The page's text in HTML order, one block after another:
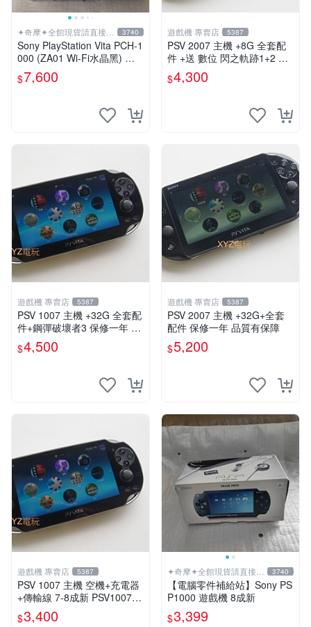
✦奇摩✦全館現貨請直接下
標
3740
Sony PlayStation Vita PCH-1
000 (ZA01 Wi-Fi水晶黑) 掌
上遊戲機 5英吋多點觸控螢幕
$7,600
遊戲機 專賣店 5387
PSV 2007 主機 +8G 全套配
件 +送 數位 閃之軌跡1+2 保
修一年 品質有保障
$4,300
遊戲機 專賣店 5387
PSV 1007 主機 +32G 全套配
件+鋼彈破壞者3 保修一年 品
質有保障 psvita
$4,500
遊戲機 專賣店 5387
PSV 2007 主機 +32G+全套
配件 保修一年 品質有保障
$5,200
遊戲機 專賣店 5387
PSV 1007 主機 空機+充電器
+傳輸線 7-8成新 PSV1007
一年保修
$3,400
✦奇摩✦全館現貨請直接下
標
3740
【電腦零件補給站】Sony PS
P1000 遊戲機 8成新
$3,399